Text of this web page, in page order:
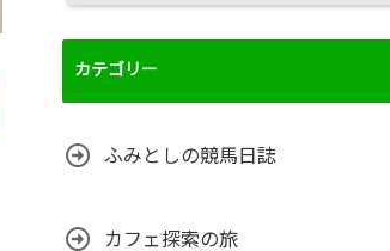
カテゴリー
ふみとしの競馬日誌
カフェ探索の旅